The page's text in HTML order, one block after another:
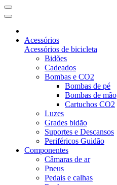
Acessórios
Acessórios de bicicleta
Bidões
Cadeados
Bombas e CO2
Bombas de pé
Bombas de mão
Cartuchos CO2
Luzes
Grades bidão
Suportes e Descansos
Periféricos Guidão
Componentes
Câmaras de ar
Pneus
Pedais e calhas